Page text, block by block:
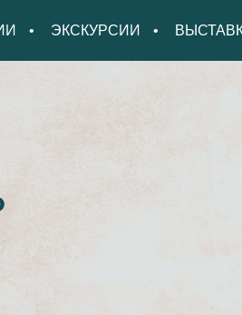
ЭКСКУРСИИ